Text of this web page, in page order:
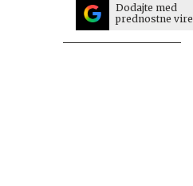
Dodajte med
prednostne vire